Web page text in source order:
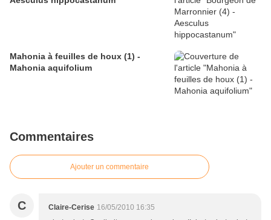
Mahonia à feuilles de houx (1) -
Mahonia aquifolium
Commentaires
Ajouter un commentaire
C Claire-Cerise 16/05/2010 16:35